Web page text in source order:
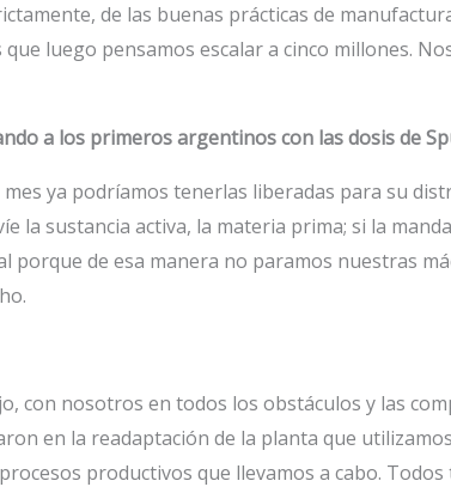
de las buenas prácticas de
luego pensamos escalar a cinco millones.
a los primeros argentinos con las dosis de
mes ya podríamos tenerlas liberadas para su
la sustancia activa, la materia prima; si la
porque de esa manera no paramos nuestras
con nosotros en todos los obstáculos y las
en la readaptación de la planta que
productivos que llevamos a cabo.